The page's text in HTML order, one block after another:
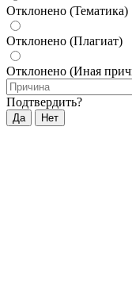
Отклонено (Тематика)
Отклонено (Плагиат)
Отклонено (Иная
Подтвердить?
Да Нет